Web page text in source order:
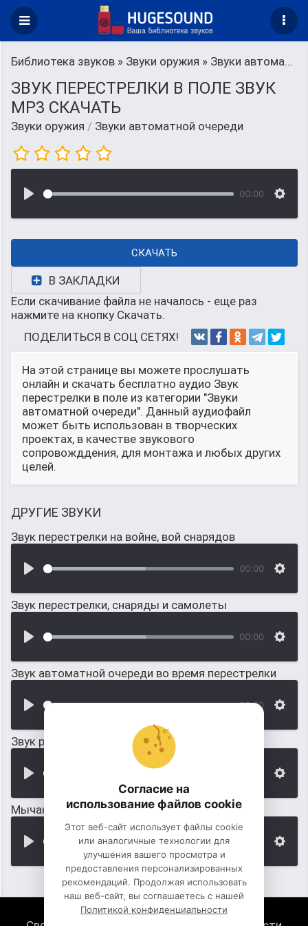
Библиотека звуков » Звуки оружия » Звуки автоматной очереди
ЗВУК ПЕРЕСТРЕЛКИ В ПОЛЕ ЗВУК
MP3 СКАЧАТЬ
Звуки оружия / Звуки автоматной очереди
00:00
СКАЧАТЬ
В ЗАКЛАДКИ
Если скачивание файла не началось - еще раз
нажмите на кнопку Скачать.
ПОДЕЛИТЬСЯ В СОЦ СЕТЯХ!
На этой странице вы можете прослушать
онлайн и скачать бесплатно аудио Звук
перестрелки в поле из категории "Звуки
автоматной очереди". Данный аудиофайл
может быть использован в творческих
проектах, в качестве звукового
сопровожддения, для монтажа и любых других
целей.
ДРУГИЕ ЗВУКИ
Звук перестрелки на войне, вой снарядов
00:00
Звук перестрелки, снаряды и самолеты
00:00
Звук автоматной очереди во время перестрелки
00:00
Звук работающего трактора в поле
Мычание нескольких коров в поле (звук)
Согласие на
использование файлов cookie
Этот веб-сайт использует файлы cookie
или аналогичные технологии для
улучшения вашего просмотра и
предоставления персонализированных
рекомендаций. Продолжая использовать
наш веб-сайт, вы соглашаетесь с нашей
Политикой конфиденциальности